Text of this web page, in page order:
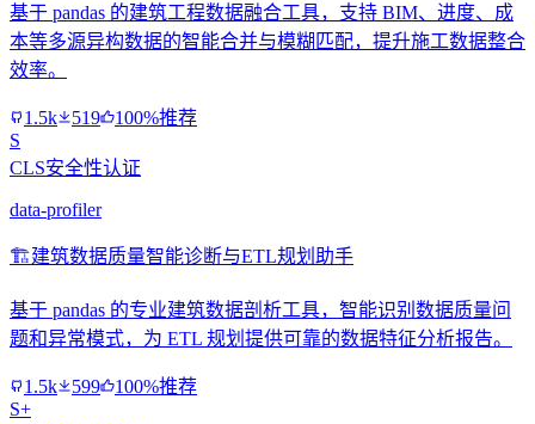
基于 pandas 的建筑工程数据融合工具，支持 BIM、进度、成
本等多源异构数据的智能合并与模糊匹配，提升施工数据整合
效率。
1.5k 519
100%推荐
S
CLS安全性认证
data-profiler
🏗️建筑数据质量智能诊断与ETL规划助手
基于 pandas 的专业建筑数据剖析工具，智能识别数据质量问
题和异常模式，为 ETL 规划提供可靠的数据特征分析报告。
1.5k 599
100%推荐
S+